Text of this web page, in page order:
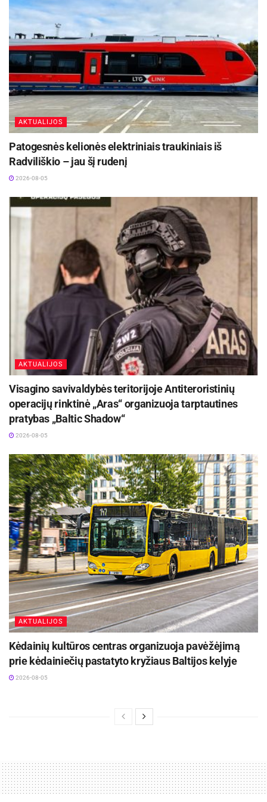
Šaltinis: Ignalinos rajono savivaldybė
Žymos: Savivalda
AKTUALIJOS
Patogesnės kelionės elektriniais traukiniais iš
Radviliškio – jau šį rudenį
2026-08-05
AKTUALIJOS
Visagino savivaldybės teritorijoje Antiteroristinių
operacijų rinktinė „Aras“ organizuoja tarptautines
pratybas „Baltic Shadow“
2026-08-05
AKTUALIJOS
Kėdainių kultūros centras organizuoja pavėžėjimą
prie kėdainiečių pastatyto kryžiaus Baltijos kelyje
2026-08-05